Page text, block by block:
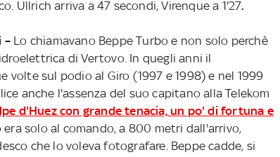
Ullrich arriva a 47 secondi, Virenque a 1'27.
–Lo chiamavano Beppe Turbo e non solo perchè
di Vertovo. In quegli anni il
volte sul podio al Giro (1997 e 1998) e nel 1999
anche l'assenza del suo capitano alla Telekom
d'Huez con grande tenacia, un po' di fortuna e
era solo al comando, a 800 metri dall'arrivo,
che lo voleva fotografare. Beppe cadde, si